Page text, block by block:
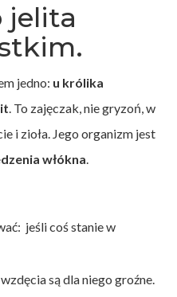
jelita
jedno: u królika
. To zajęczak, nie gryzoń, w
i zioła. Jego organizm jest
włókna.
jeśli coś stanie w
są dla niego groźne.